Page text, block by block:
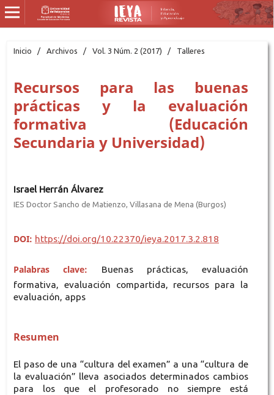
Inicio / Archivos / Vol. 3 Núm. 2 (2017) / Talleres
Recursos para las buenas
prácticas y la evaluación
formativa (Educación
Secundaria y Universidad)
Israel Herrán Álvarez
IES Doctor Sancho de Matienzo, Villasana de Mena (Burgos)
DOI: https://doi.org/10.22370/ieya.2017.3.2.818
Palabras clave:
Buenas prácticas, evaluación
formativa, evaluación compartida, recursos para la
evaluación, apps
Resumen
El paso de una “cultura del examen” a una “cultura de
la evaluación” lleva asociados determinados cambios
para los que el profesorado no siempre está